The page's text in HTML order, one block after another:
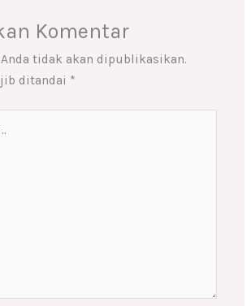
Komentar
tidak akan dipublikasikan.
ditandai *